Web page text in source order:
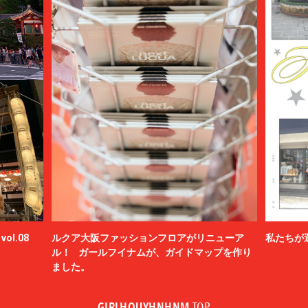
vol.08
ルクア大阪ファッションフロアがリニューア
ル！ ガールフイナムが、ガイドマップを作り
ました。
私たちが